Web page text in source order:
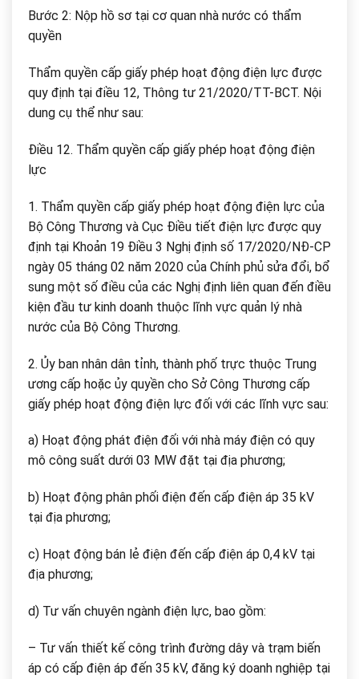
Bước 2: Nộp hồ sơ tại cơ quan nhà nước có thẩm
quyền
Thẩm quyền cấp giấy phép hoạt động điện lực được
quy định tại điều 12, Thông tư 21/2020/TT-BCT. Nội
dung cụ thể như sau:
Điều 12. Thẩm quyền cấp giấy phép hoạt động điện
lực
1. Thẩm quyền cấp giấy phép hoạt động điện lực của
Bộ Công Thương và Cục Điều tiết điện lực được quy
định tại Khoản 19 Điều 3 Nghị định số 17/2020/NĐ-CP
ngày 05 tháng 02 năm 2020 của Chính phủ sửa đổi, bổ
sung một số điều của các Nghị định liên quan đến điều
kiện đầu tư kinh doanh thuộc lĩnh vực quản lý nhà
nước của Bộ Công Thương.
2. Ủy ban nhân dân tỉnh, thành phố trực thuộc Trung
ương cấp hoặc ủy quyền cho Sở Công Thương cấp
giấy phép hoạt động điện lực đối với các lĩnh vực sau:
a) Hoạt động phát điện đối với nhà máy điện có quy
mô công suất dưới 03 MW đặt tại địa phương;
b) Hoạt động phân phối điện đến cấp điện áp 35 kV
tại địa phương;
c) Hoạt động bán lẻ điện đến cấp điện áp 0,4 kV tại
địa phương;
d) Tư vấn chuyên ngành điện lực, bao gồm:
– Tư vấn thiết kế công trình đường dây và trạm biến
áp có cấp điện áp đến 35 kV, đăng ký doanh nghiệp tại